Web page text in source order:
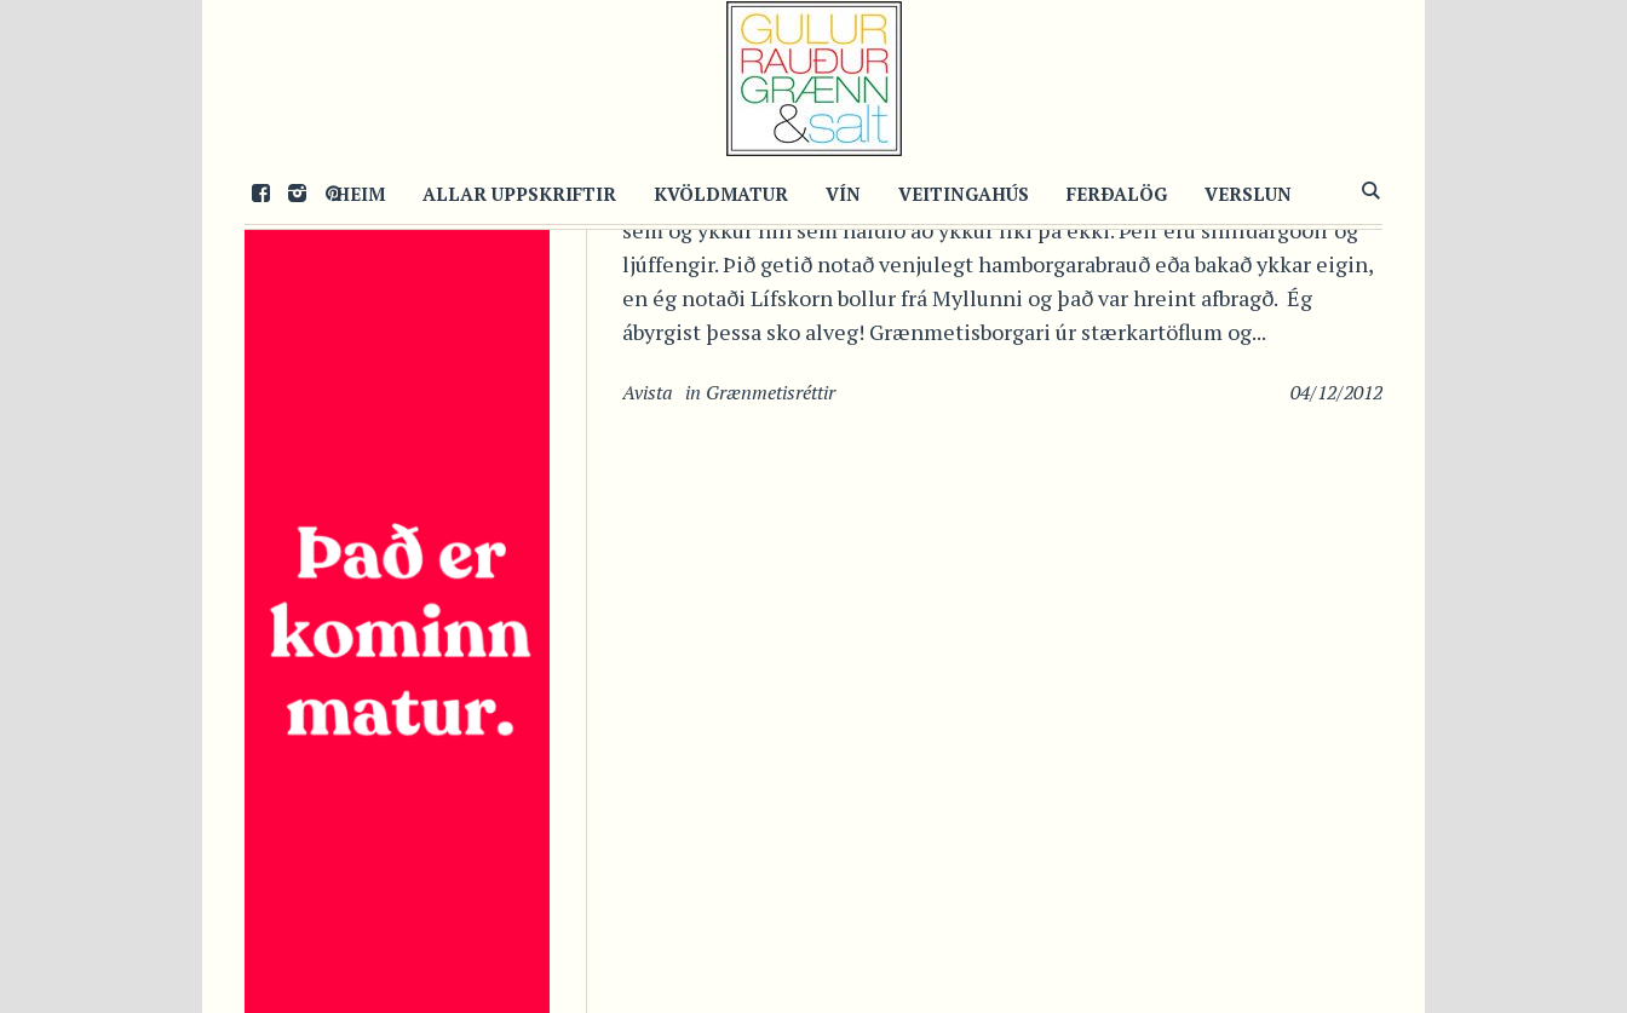
HEIM ALLAR UPPSKRIFTIR KVÖLDMATUR VÍN VEITINGAHÚS FERÐALÖG VERSLUN
GRÆNMETISBORGARI ÚR
SÆTKARTÖFLUM OG KÍNÓA
Þessi grænmetisborgari er jafnt fyrir ykkur sem elskið grænmetisborgara
sem og ykkur hin sem haldið að ykkur líki þá ekki. Þeir eru snilldargóðir og
ljúffengir. Þið getið notað venjulegt hamborgarabrauð eða bakað ykkar eigin,
en ég notaði Lífskorn bollur frá Myllunni og það var hreint afbragð. Ég
ábyrgist þessa sko alveg! Grænmetisborgari úr stærkartöflum og...
04/12/2012
Avista in Grænmetisréttir